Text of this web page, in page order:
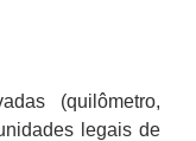
(quilômetro,
legais de